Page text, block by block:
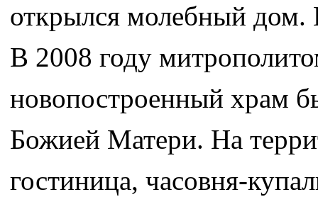
открылся молебный дом.
В 2008 году
новопостроенный храм
Божией Матери. На
гостиница, часовня-